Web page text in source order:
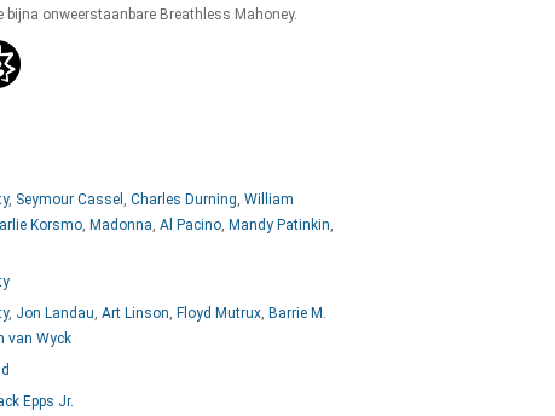
bijna onweerstaanbare Breathless Mahoney.
, Seymour Cassel , Charles Durning, William
Korsmo, Madonna, Al Pacino, Mandy Patinkin,
, Jon Landau, Art Linson, Floyd Mutrux, Barrie M.
van Wyck
Epps Jr.